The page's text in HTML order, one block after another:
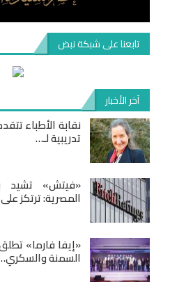
تابعنا على شبكة نبض
آخر الأخبار
نقابة الأطباء
تدريبية لـ…
«فيتش» تشيد
المصرية: ترتكز
«إيفا فارما»
السمنة